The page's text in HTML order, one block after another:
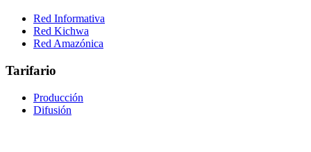
Red Informativa
Red Kichwa
Red Amazónica
Tarifario
Producción
Difusión